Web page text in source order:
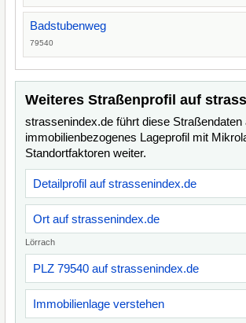
Badstubenweg
79540
Weiteres Straßenprofil auf
strassenindex.de führt diese
immobilienbezogenes Lageprofil mit
Standortfaktoren weiter.
Detailprofil auf strassenindex.de
Ort auf strassenindex.de
Lörrach
PLZ 79540 auf strassenindex.de
Immobilienlage verstehen